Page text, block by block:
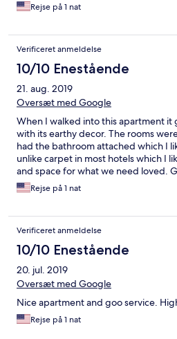
Rejse på 1 nat
Verificeret anmeldelse
10/10 Enestående
21. aug. 2019
Oversæt med Google
When I walked into this apartment it
with its earthy decor. The rooms
had the bathroom attached which I
unlike carpet in most hotels which I
and space for what we need loved.
Rejse på 1 nat
Verificeret anmeldelse
10/10 Enestående
20. jul. 2019
Oversæt med Google
Nice apartment and goo service.
Rejse på 1 nat